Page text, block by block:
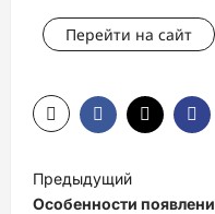
Перейти на сайт
а
Предыдущий
Особенности